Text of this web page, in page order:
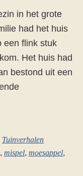
in het grote
had het huis
een flink stuk
Het huis had
bestond uit een
Tuinverhalen
, mispel, moesappel,